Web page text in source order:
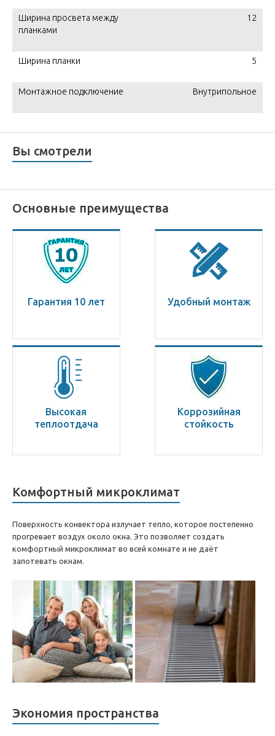
Ширина просвета между
планками
12
Ширина планки 5
Монтажное подключение Внутрипольное
Вы смотрели
Основные преимущества
Гарантия 10 лет Удобный монтаж
Высокая
теплоотдача
Коррозийная
стойкость
Комфортный микроклимат
Поверхность конвектора излучает тепло, которое постепенно
прогревает воздух около окна. Это позволяет создать
комфортный микроклимат во всей комнате и не даёт
запотевать окнам.
Экономия пространства